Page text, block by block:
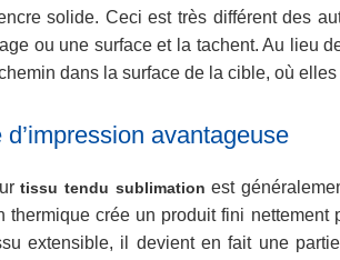
solide. Ceci est très différent des
ou une surface et la tachent. Au lieu
dans la surface de la cible, où
avantageuse
tissu tendu sublimation est
thermique crée un produit fini
extensible, il devient en fait une